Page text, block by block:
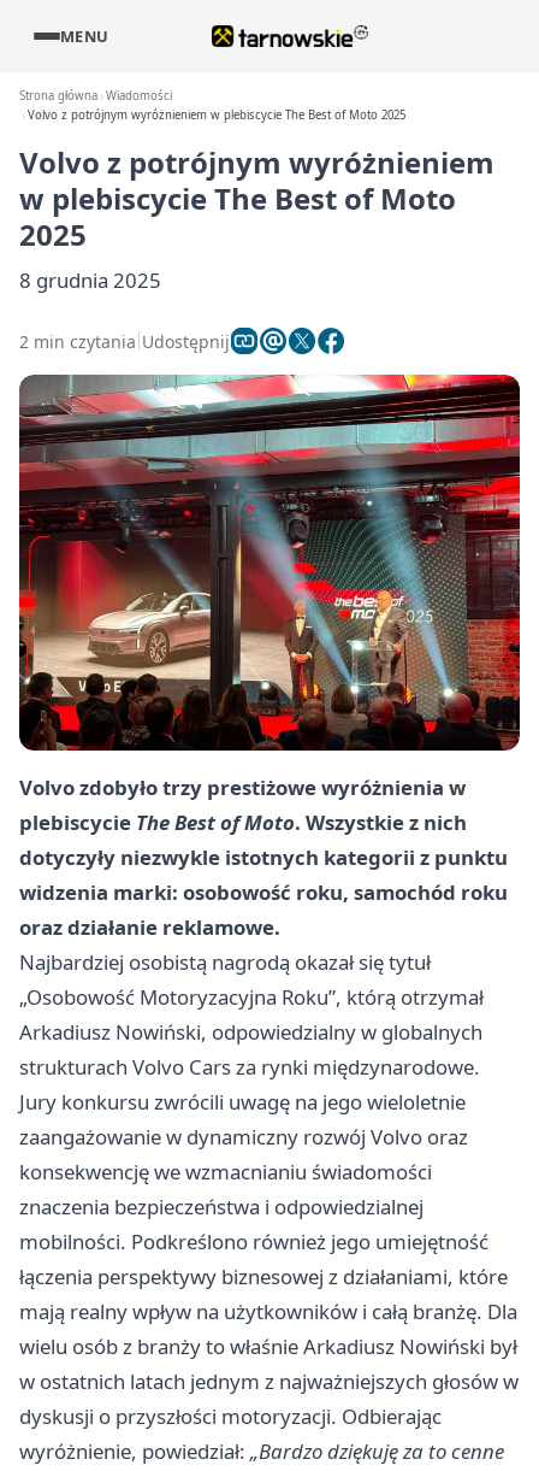
MENU
Strona główna Wiadomości
Volvo z potrójnym wyróżnieniem w plebiscycie The Best of Moto 2025
Volvo z potrójnym wyróżnieniem
w plebiscycie The Best of Moto
2025
8 grudnia 2025
2 min czytania Udostępnij
Volvo zdobyło trzy prestiżowe wyróżnienia w
plebiscycie The Best of Moto. Wszystkie z nich
dotyczyły niezwykle istotnych kategorii z punktu
widzenia marki: osobowość roku, samochód roku
oraz działanie reklamowe.
Najbardziej osobistą nagrodą okazał się tytuł
„Osobowość Motoryzacyjna Roku”, którą otrzymał
Arkadiusz Nowiński, odpowiedzialny w globalnych
strukturach Volvo Cars za rynki międzynarodowe.
Jury konkursu zwrócili uwagę na jego wieloletnie
zaangażowanie w dynamiczny rozwój Volvo oraz
konsekwencję we wzmacnianiu świadomości
znaczenia bezpieczeństwa i odpowiedzialnej
mobilności. Podkreślono również jego umiejętność
łączenia perspektywy biznesowej z działaniami, które
mają realny wpływ na użytkowników i całą branżę. Dla
wielu osób z branży to właśnie Arkadiusz Nowiński był
w ostatnich latach jednym z najważniejszych głosów w
dyskusji o przyszłości motoryzacji. Odbierając
wyróżnienie, powiedział: „Bardzo dziękuję za to cenne